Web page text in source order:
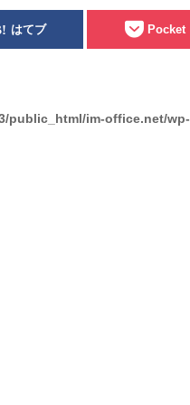
はてブ Pocket
public_html/im-office.net/wp-